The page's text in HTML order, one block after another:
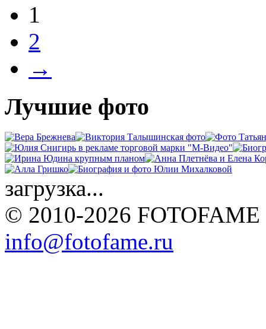
1
2
→
Лучшие фото
загрузка...
© 2010-2026 FOTOFAME
info@fotofame.ru